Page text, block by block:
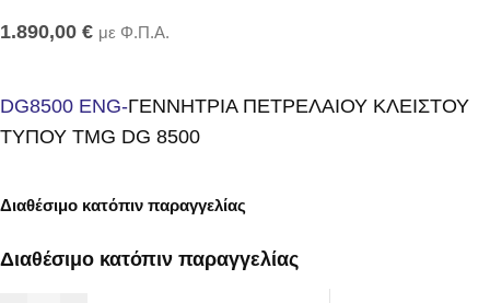
1.890,00 € με Φ.Π.Α.
DG8500 ENG-ΓΕΝΝΗΤΡΙΑ ΠΕΤΡΕΛΑΙΟΥ ΚΛΕΙΣΤΟΥ
ΤΥΠΟΥ TMG DG 8500
Διαθέσιμο κατόπιν παραγγελίας
Διαθέσιμο κατόπιν παραγγελίας